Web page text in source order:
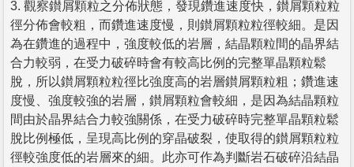
3. 觀察鑚屑顆粒之分佈狀態，發現鑽進速度快，鑚屑顆粒粒
徑分佈會較粗，而鑽進速度慢，則鑚屑顆粒粒徑較細。是因
為在鑽進的過程中，強度較低的岩層，結晶顆粒間的晶界結
合力較弱，在受力破碎時會有較高比例的完整單晶顆粒鬆
脫，所以鑚屑顆粒粒徑比強度高的岩層鑚屑顆粒粗；鑽進速
度慢、強度較強的岩層，鑚屑顆粒會較細，是因為結晶顆粒
間由於晶界結合力較強關係，在受力破碎時完整單晶顆粒鬆
脫比例極低，呈現高比例的穿晶破裂，使取得的鑚屑顆粒粒
徑較強度低的岩層來的細。此亦可作為判斷岩石破碎沿結晶